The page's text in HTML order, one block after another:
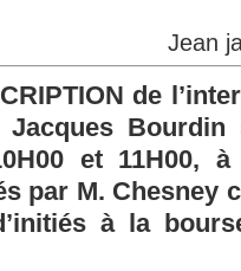
Jean
de
Bourdin
et 11H00,
par M. Chesney
à la